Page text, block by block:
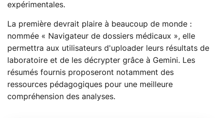
expérimentales.
La première devrait plaire à beaucoup de monde :
nommée « Navigateur de dossiers médicaux », elle
permettra aux utilisateurs d'uploader leurs résultats de
laboratoire et de les décrypter grâce à Gemini. Les
résumés fournis proposeront notamment des
ressources pédagogiques pour une meilleure
compréhension des analyses.